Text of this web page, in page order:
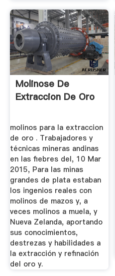
Molinose De
Extraccion De Oro
molinos para la extraccion
de oro . Trabajadores y
técnicas mineras andinas
en las fiebres del, 10 Mar
2015, Para las minas
grandes de plata estaban
los ingenios reales con
molinos de mazos y, a
veces molinos a muela, y
Nueva Zelanda, aportando
sus conocimientos,
destrezas y habilidades a
la extracción y refinación
del oro y.